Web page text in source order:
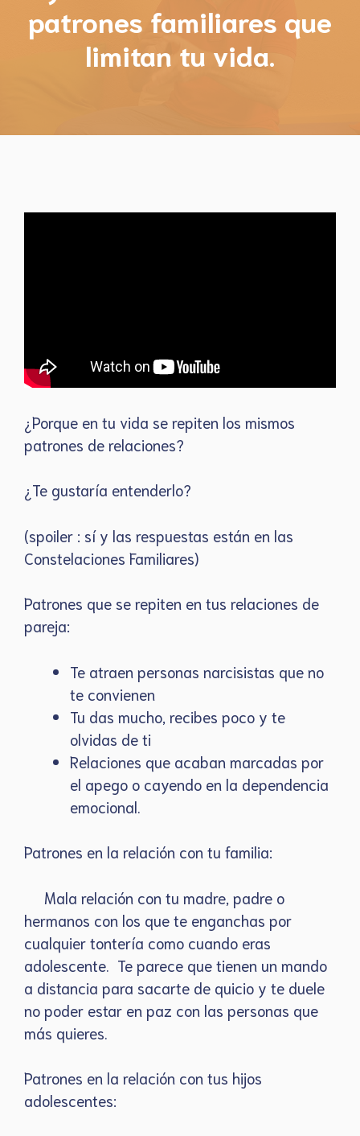
patrones familiares que
limitan tu vida.
¿Porque en tu vida se repiten los mismos
patrones de relaciones?
¿Te gustaría entenderlo?
(spoiler : sí y las respuestas están en las
Constelaciones Familiares)
Patrones que se repiten en tus relaciones de
pareja:
Te atraen personas narcisistas que no
te convienen
Tu das mucho, recibes poco y te
olvidas de ti
Relaciones que acaban marcadas por
el apego o cayendo en la dependencia
emocional.
Patrones en la relación con tu familia:
Mala relación con tu madre, padre o
hermanos con los que te enganchas por
cualquier tontería como cuando eras
adolescente. Te parece que tienen un mando
a distancia para sacarte de quicio y te duele
no poder estar en paz con las personas que
más quieres.
Patrones en la relación con tus hijos
adolescentes: